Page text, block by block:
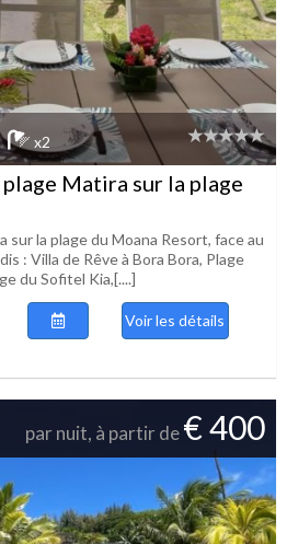
x2
Matira sur la plage
sur la plage du Moana Resort, face au
: Villa de Rêve à Bora Bora, Plage
du Sofitel Kia,[....]
Voir les détails
par nuit, à partir de€ 400